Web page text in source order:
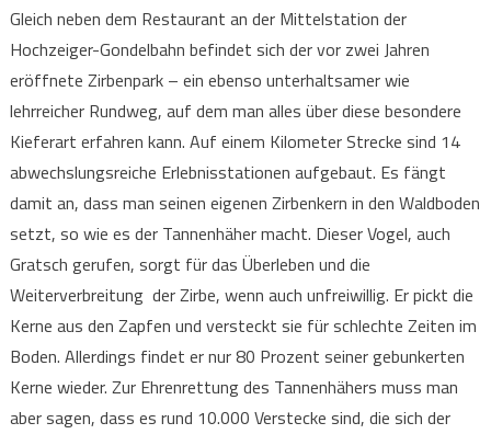
Gleich neben dem Restaurant an der Mittelstation der
Hochzeiger-Gondelbahn befindet sich der vor zwei Jahren
eröffnete Zirbenpark – ein ebenso unterhaltsamer wie
lehrreicher Rundweg, auf dem man alles über diese besondere
Kieferart erfahren kann. Auf einem Kilometer Strecke sind 14
abwechslungsreiche Erlebnisstationen aufgebaut. Es fängt
damit an, dass man seinen eigenen Zirbenkern in den Waldboden
setzt, so wie es der Tannenhäher macht. Dieser Vogel, auch
Gratsch gerufen, sorgt für das Überleben und die
Weiterverbreitung der Zirbe, wenn auch unfreiwillig. Er pickt die
Kerne aus den Zapfen und versteckt sie für schlechte Zeiten im
Boden. Allerdings findet er nur 80 Prozent seiner gebunkerten
Kerne wieder. Zur Ehrenrettung des Tannenhähers muss man
aber sagen, dass es rund 10.000 Verstecke sind, die sich der